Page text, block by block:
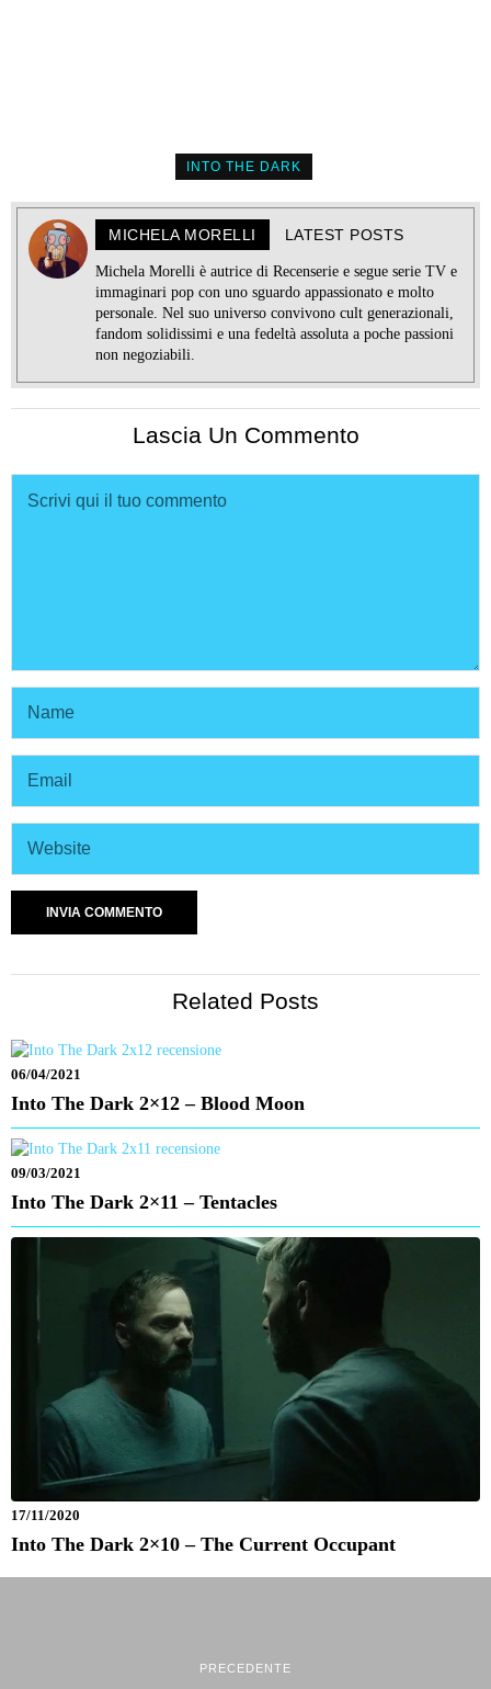
INTO THE DARK
MICHELA MORELLI LATEST POSTS
Michela Morelli è autrice di Recenserie e segue serie TV e
immaginari pop con uno sguardo appassionato e molto
personale. Nel suo universo convivono cult generazionali,
fandom solidissimi e una fedeltà assoluta a poche passioni
non negoziabili.
Lascia Un Commento
Related Posts
06/04/2021
Into The Dark 2×12 – Blood Moon
09/03/2021
Into The Dark 2×11 – Tentacles
17/11/2020
Into The Dark 2×10 – The Current Occupant
PRECEDENTE